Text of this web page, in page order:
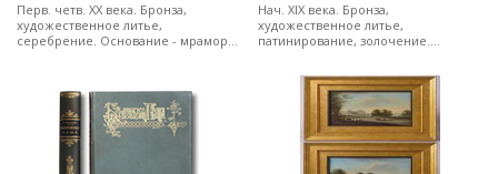
Перв. четв. ХХ века. Бронза,
художественное литье,
серебрение. Основание - мрамор.
мастерской.
Нач. XIX века. Бронза,
художественное литье,
патинирование, золочение.
В прекрасном состоянии.